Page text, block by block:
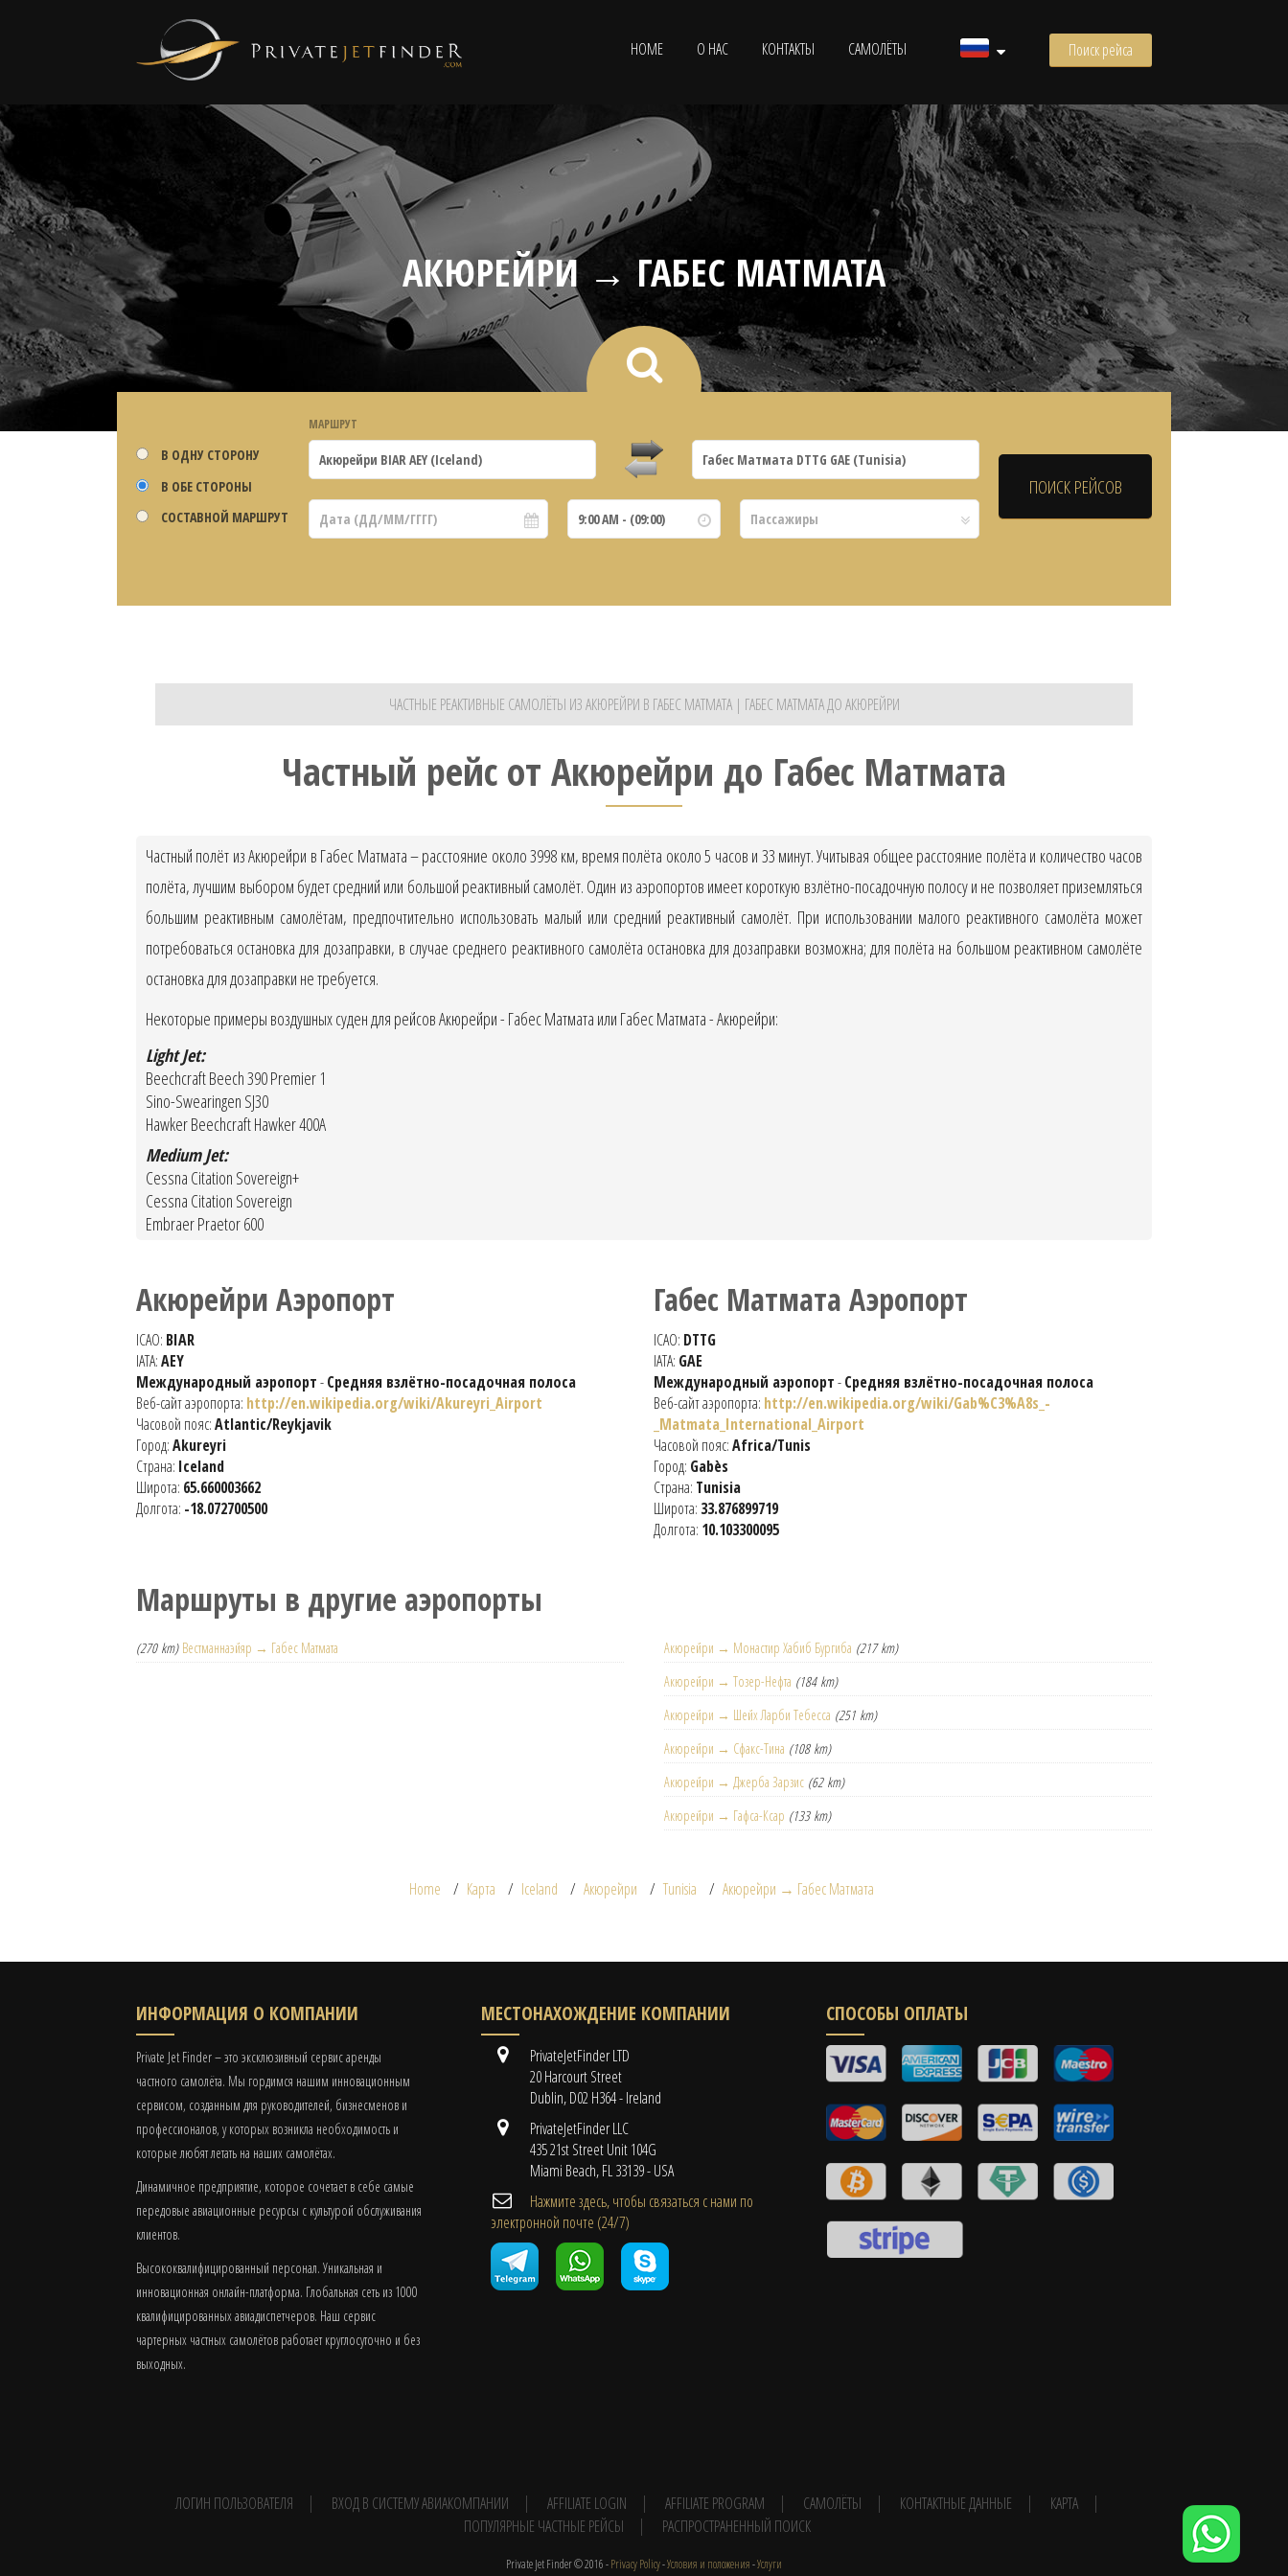
HOME О НАС КОНТАКТЫ САМОЛЁТЫ Поиск рейса
АКЮРЕЙРИ → ГАБЕС МАТМАТА
В ОДНУ СТОРОНУ
В ОБЕ СТОРОНЫ
СОСТАВНОЙ МАРШРУТ
МАРШРУТ
ЧАСТНЫЕ РЕАКТИВНЫЕ САМОЛЁТЫ ИЗ АКЮРЕЙРИ В ГАБЕС МАТМАТА | ГАБЕС МАТМАТА ДО АКЮРЕЙРИ
Частный рейс от Акюрейри до Габес Матмата
Частный полёт из Акюрейри в Габес Матмата – расстояние около 3998 км, время полёта около 5 часов и 33 минут. Учитывая общее расстояние полёта и количество часов
полёта, лучшим выбором будет средний или большой реактивный самолёт. Один из аэропортов имеет короткую взлётно-посадочную полосу и не позволяет приземляться
большим реактивным самолётам, предпочтительно использовать малый или средний реактивный самолёт. При использовании малого реактивного самолёта может
потребоваться остановка для дозаправки, в случае среднего реактивного самолёта остановка для дозаправки возможна; для полёта на большом реактивном самолёте
остановка для дозаправки не требуется.
Некоторые примеры воздушных суден для рейсов Акюрейри - Габес Матмата или Габес Матмата - Акюрейри:
Light Jet:
Beechcraft Beech 390 Premier 1
Sino-Swearingen SJ30
Hawker Beechcraft Hawker 400A
Medium Jet:
Cessna Citation Sovereign+
Cessna Citation Sovereign
Embraer Praetor 600
Акюрейри Аэропорт
ICAO: BIAR
IATA:AEY
Международный аэропорт-Средняя взлётно-посадочная полоса
Веб-сайт аэропорта: http://en.wikipedia.org/wiki/Akureyri_Airport
Часовой пояс:Atlantic/Reykjavik
Город:Akureyri
Страна: Iceland
Широта: 65.660003662
Долгота: -18.072700500
Габес Матмата Аэропорт
ICAO: DTTG
IATA: GAE
Международный аэропорт-Средняя взлётно-посадочная полоса
Веб-сайт аэропорта: http://en.wikipedia.org/wiki/Gab%C3%A8s_-
_Matmata_International_Airport
Часовой пояс:Africa/Tunis
Город: Gabès
Страна: Tunisia
Широта: 33.876899719
Долгота: 10.103300095
Маршруты в другие аэропорты
(270 km) Вестманнаэйяр → Габес Матмата Акюрейри → Монастир Хабиб Бургиба (217 km)
Акюрейри → Тозер-Нефта (184 km)
Акюрейри → Шейх Ларби Тебесса (251 km)
Акюрейри → Сфакс-Тина (108 km)
Акюрейри → Джерба Зарзис (62 km)
Акюрейри → Гафса-Ксар (133 km)
Home Карта Iceland Акюрейри Tunisia Акюрейри → Габес Матмата
ИНФОРМАЦИЯ О КОМПАНИИ
Private Jet Finder – это эксклюзивный сервис аренды
частного самолёта. Мы гордимся нашим инновационным
сервисом, созданным для руководителей, бизнесменов и
профессионалов, у которых возникла необходимость и
которые любят летать на наших самолётах.
Динамичное предприятие, которое сочетает в себе самые
передовые авиационные ресурсы с культурой обслуживания
клиентов.
Высококвалифицированный персонал. Уникальная и
инновационная онлайн-платформа. Глобальная сеть из 1000
квалифицированных авиадиспетчеров. Наш сервис
чартерных частных самолётов работает круглосуточно и без
выходных.
МЕСТОНАХОЖДЕНИЕ КОМПАНИИ
PrivateJetFinder LTD
20 Harcourt Street
Dublin, D02 H364 - Ireland
PrivateJetFinder LLC
435 21st Street Unit 104G
Miami Beach, FL 33139 - USA
Нажмите здесь, чтобы связаться с нами по
электронной почте (24/7)
СПОСОБЫ ОПЛАТЫ
ЛОГИН ПОЛЬЗОВАТЕЛЯ ВХОД В СИСТЕМУ АВИАКОМПАНИИ AFFILIATE LOGIN AFFILIATE PROGRAM САМОЛЁТЫ КОНТАКТНЫЕ ДАННЫЕ
КАРТА
ПОПУЛЯРНЫЕ ЧАСТНЫЕ РЕЙСЫ
РАСПРОСТРАНЕННЫЙ ПОИСК
Private Jet Finder © 2016 -Privacy Policy-Условия и положения-Услуги